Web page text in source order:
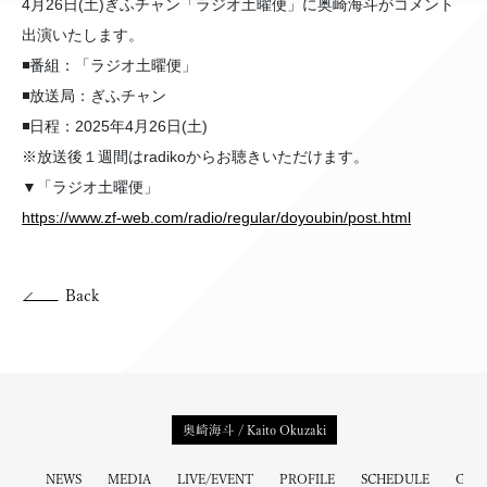
4月26日(土)ぎふチャン「ラジオ土曜便」に奥崎海斗がコメント
出演いたします。
◾️番組：「ラジオ土曜便」
◾️放送局：ぎふチャン
◾️日程：2025年4月26日(土)
※放送後１週間はradikoからお聴きいただけます。
▼「ラジオ土曜便」
https://www.zf-web.com/radio/regular/doyoubin/post.html
Back
奥崎海斗 / Kaito Okuzaki
NEWS MEDIA LIVE/EVENT PROFILE SCHEDULE